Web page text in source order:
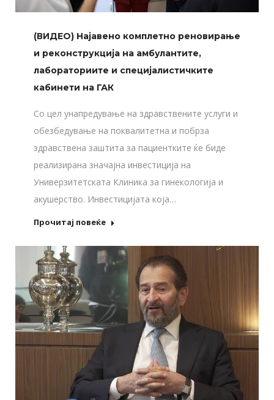
(ВИДЕО) Најавено комплетно реновирање
и реконструкција на амбулантите,
лабораториите и специјалистичките
кабинети на ГАК
Со цел унапредување на здравствените услуги и
обезбедување на поквалитетна и побрза
здравствена заштита за пациентките ќе биде
реализирана значајна инвестиција на
Универзитетската Клиника за гинекологија и
акушерство. Инвестицијата која…
Прочитај повеќе